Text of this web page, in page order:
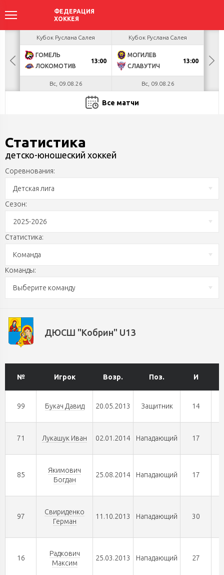
БУЛ
Кубок Руслана Салея
ГОМЕЛЬ
ЛОКОМОТИВ
13:00
Вс, 09.08.26
Кубок Руслана Салея
МОГИЛЕВ
СЛАВУТИЧ
13:00
Вс, 09.08.26
Все матчи
Статистика
детско-юношеский хоккей
Соревнования:
Детская лига
Сезон:
2025-2026
Статистика:
Команда
Команды:
Выберите команду
ДЮСШ "Кобрин" U13
№ Игрок Возр. Поз. И
99 Букач Давид 20.05.2013 Защитник 14
71 Лукашук Иван 02.01.2014 Нападающий 17
85
Якимович
Богдан
25.08.2014 Нападающий 17
97
Свириденко
Герман
11.10.2013 Нападающий 30
16
Радкович
Максим
25.03.2013 Нападающий 27